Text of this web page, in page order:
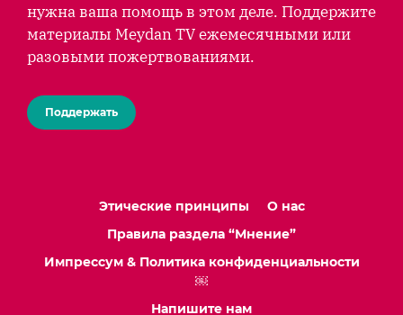
нужна ваша помощь в этом деле. Поддержите
материалы Meydan TV ежемесячными или
разовыми пожертвованиями.
Поддержать
Этические принципы
О нас
Правила раздела “Мнение”
Импрессум & Политика конфиденциальности
￼
Напишите нам